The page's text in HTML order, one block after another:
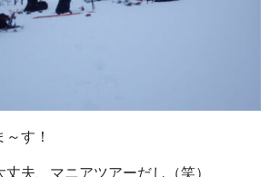
す！
夫、マニアツアーだし（笑）